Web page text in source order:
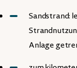
Sandstrand:
Anlage